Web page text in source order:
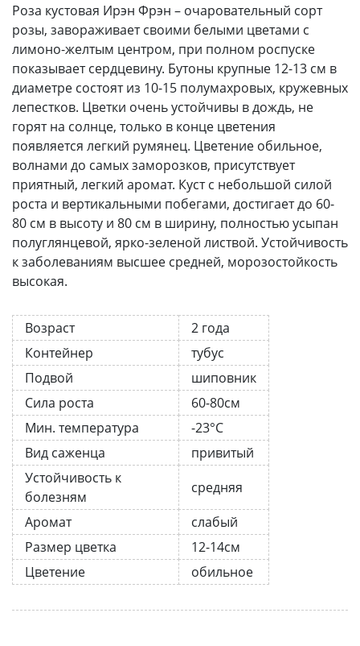
Роза кустовая Ирэн Фрэн – очаровательный сорт
розы, завораживает своими белыми цветами с
лимоно-желтым центром, при полном роспуске
показывает сердцевину. Бутоны крупные 12-13 см в
диаметре состоят из 10-15 полумахровых, кружевных
лепестков. Цветки очень устойчивы в дождь, не
горят на солнце, только в конце цветения
появляется легкий румянец. Цветение обильное,
волнами до самых заморозков, присутствует
приятный, легкий аромат. Куст с небольшой силой
роста и вертикальными побегами, достигает до 60-
80 см в высоту и 80 см в ширину, полностью усыпан
полуглянцевой, ярко-зеленой листвой. Устойчивость
к заболеваниям высшее средней, морозостойкость
высокая.
Возраст
2 года
Контейнер
тубус
Подвой
шиповник
Сила роста
60-80см
Мин. температура
-23°C
Вид саженца
привитый
Устойчивость к
болезням
средняя
Аромат
слабый
Размер цветка
12-14см
Цветение
обильное